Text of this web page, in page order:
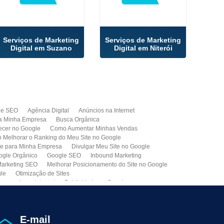
Serviços de Marketing
Digital em Suzano
Serviços de Marketing
Digital em Niterói
SEO Agência Digital
Anúncios na Internet
Minha Empresa
Busca Orgânica
no Google
Como Aumentar Minhas Vendas
Melhorar o Ranking do Meu Site no Google
para Minha Empresa
Divulgar Meu Site no Google
Orgânico Google SEO
Inbound Marketing
SEO
Melhorar Posicionamento do Site no Google
Otimização de Sites
na Internet
Publicidade no Google
de Clientes
E-mail